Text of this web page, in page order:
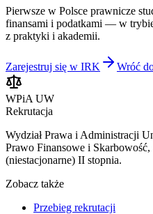
Pierwsze w Polsce prawnicze
finansami i podatkami — w
z praktyki i akademii.
Zarejestruj się w IRK Wróć
WPiA UW
Rekrutacja
Wydział Prawa i Administracji
Prawo Finansowe i
(niestacjonarne) II stopnia.
Zobacz także
Przebieg rekrutacji